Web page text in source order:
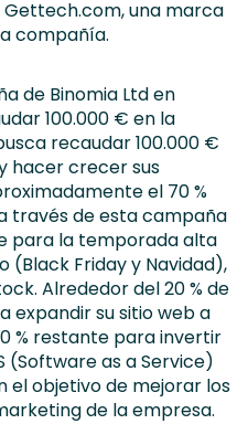
una marca
compañía.
de Binomia Ltd en
100.000 € en la
recaudar 100.000 €
hacer crecer sus
el 70 %
través de esta campaña
para la temporada alta
Friday y Navidad),
Alrededor del 20 % de
expandir su sitio web a
% restante para invertir
(Software as a Service)
el objetivo de mejorar los
de la empresa.